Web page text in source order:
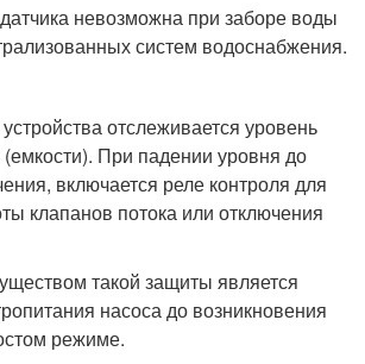
невозможна при заборе воды
систем водоснабжения.
отслеживается уровень
При падении уровня до
включается реле контроля для
клапанов потока или отключения
такой защиты является
насоса до возникновения
режиме.